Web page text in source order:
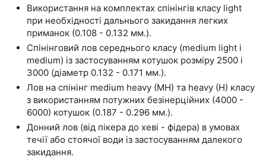
Використання на комплектах спінінгів класу light
при необхідності дальнього закидання легких
приманок (0.108 - 0.132 мм.).
Спінінговий лов середнього класу (medium light і
medium) із застосуванням котушок розміру 2500 і
3000 (діаметр 0.132 - 0.171 мм.).
Лов на спінінг medium heavy (MH) та heavy (H) класу
з використанням потужних безінерційних (4000 -
6000) котушок (0.187 - 0.296 мм.).
Донний лов (від пікера до хеві - фідера) в умовах
течії або стоячої води із застосуванням далекого
закидання.